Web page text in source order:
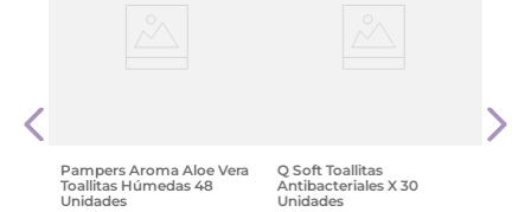
Pampers Aroma Aloe Vera
Toallitas Húmedas 48
Unidades
Q Soft Toallitas
Antibacteriales X 30
Unidades